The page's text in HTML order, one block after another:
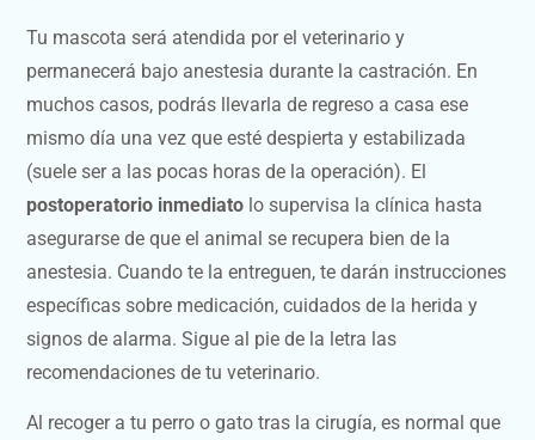
Tu mascota será atendida por el veterinario y
permanecerá bajo anestesia durante la castración. En
muchos casos, podrás llevarla de regreso a casa ese
mismo día una vez que esté despierta y estabilizada
(suele ser a las pocas horas de la operación). El
postoperatorio inmediato lo supervisa la clínica hasta
asegurarse de que el animal se recupera bien de la
anestesia. Cuando te la entreguen, te darán instrucciones
específicas sobre medicación, cuidados de la herida y
signos de alarma. Sigue al pie de la letra las
recomendaciones de tu veterinario.
Al recoger a tu perro o gato tras la cirugía, es normal que